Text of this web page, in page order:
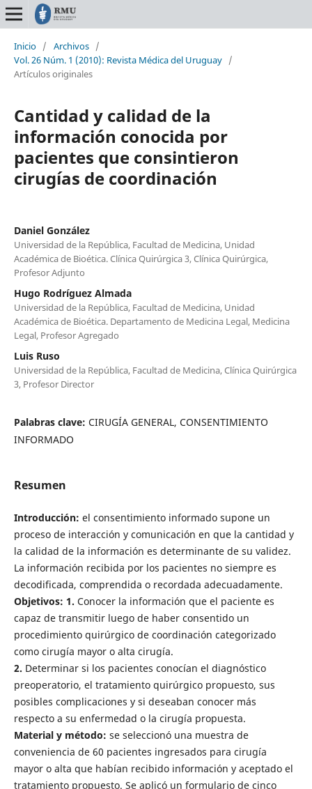
Inicio / Archivos /
Vol. 26 Núm. 1 (2010): Revista Médica del Uruguay /
Artículos originales
Cantidad y calidad de la
información conocida por
pacientes que consintieron
cirugías de coordinación
Daniel González
Universidad de la República, Facultad de Medicina, Unidad
Académica de Bioética. Clínica Quirúrgica 3, Clínica Quirúrgica,
Profesor Adjunto
Hugo Rodríguez Almada
Universidad de la República, Facultad de Medicina, Unidad
Académica de Bioética. Departamento de Medicina Legal, Medicina
Legal, Profesor Agregado
Luis Ruso
Universidad de la República, Facultad de Medicina, Clínica Quirúrgica
3, Profesor Director
Palabras clave: CIRUGÍA GENERAL, CONSENTIMIENTO
INFORMADO
Resumen
Introducción: el consentimiento informado supone un
proceso de interacción y comunicación en que la cantidad y
la calidad de la información es determinante de su validez.
La información recibida por los pacientes no siempre es
decodificada, comprendida o recordada adecuadamente.
Objetivos: 1. Conocer la información que el paciente es
capaz de transmitir luego de haber consentido un
procedimiento quirúrgico de coordinación categorizado
como cirugía mayor o alta cirugía.
2. Determinar si los pacientes conocían el diagnóstico
preoperatorio, el tratamiento quirúrgico propuesto, sus
posibles complicaciones y si deseaban conocer más
respecto a su enfermedad o la cirugía propuesta.
Material y método: se seleccionó una muestra de
conveniencia de 60 pacientes ingresados para cirugía
mayor o alta que habían recibido información y aceptado el
tratamiento propuesto. Se aplicó un formulario de cinco